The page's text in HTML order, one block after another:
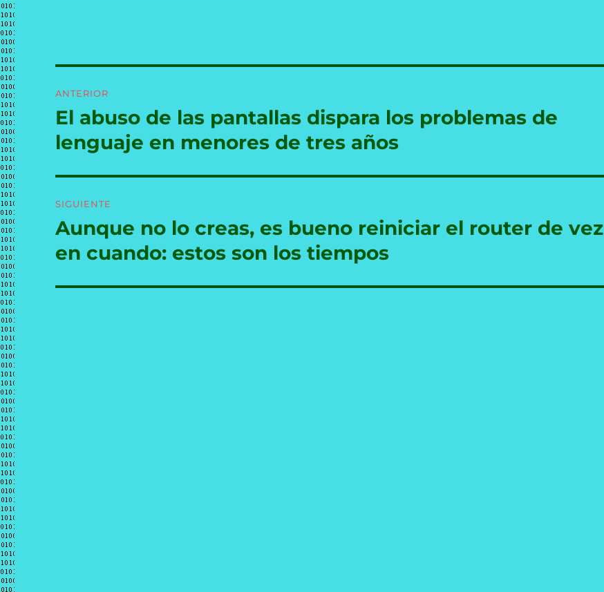
de
entradas
ANTERIOR
Entrada
anterior:
El abuso de las pantallas dispara los problemas de
lenguaje en menores de tres años
SIGUIENTE
Entrada
Aunque no lo creas, es bueno reiniciar el router de vez
en cuando: estos son los tiempos